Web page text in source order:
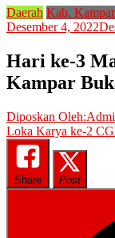
Daerah Kab. Kampar
Desember 4, 2022
Hari ke-3
Kampar
Diposkan
Loka Karya ke-2
Share Post